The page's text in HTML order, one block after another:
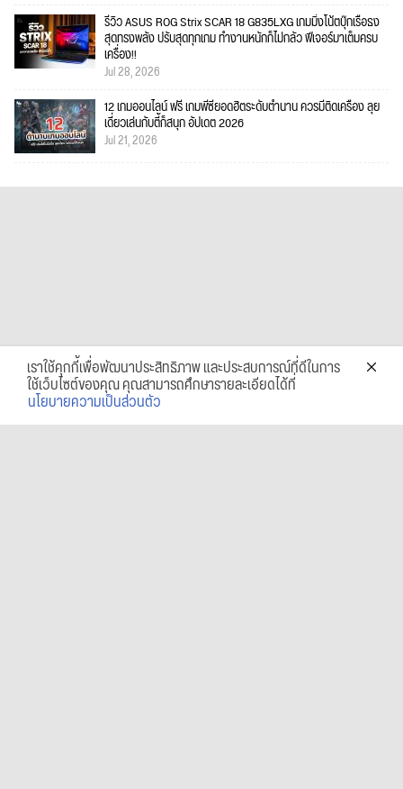
รีวิว ASUS ROG Strix SCAR 18 G835LXG เกมมิ่งโน้ตบุ๊กเรือธง
สุดทรงพลัง ปรับสุดทุกเกม ทำงานหนักก็ไม่กลัว ฟีเจอร์มาเต็มครบ
เครื่อง!!
Jul 28, 2026
12 เกมออนไลน์ ฟรี เกมพีซียอดฮิตระดับตำนาน ควรมีติดเครื่อง ลุย
เดี่ยวเล่นกับตี้ก็สนุก อัปเดต 2026
Jul 21, 2026
เราใช้คุกกี้เพื่อพัฒนาประสิทธิภาพ และประสบการณ์ที่ดีในการ
ใช้เว็บไซต์ของคุณ คุณสามารถศึกษารายละเอียดได้ที่
นโยบายความเป็นส่วนตัว